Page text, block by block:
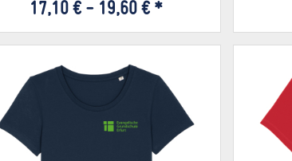
17,10 € - 19,60 € *